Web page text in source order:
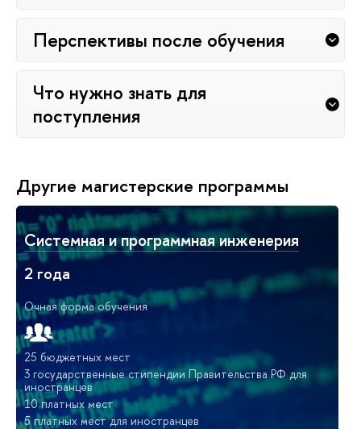
Перспективы после обучения
Что нужно знать для
поступления
Другие магистерские программы
Системная и программная инженерия
2 года
Очная форма обучения
25 бюджетных мест
3 государственные стипендии Правительства РФ для
иностранцев
10 платных мест
5 платных мест для иностранцев